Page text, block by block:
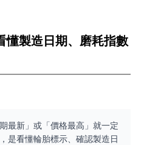
懂製造日期、磨耗指數
最新」或「價格最高」就一定
是看懂輪胎標示、確認製造日